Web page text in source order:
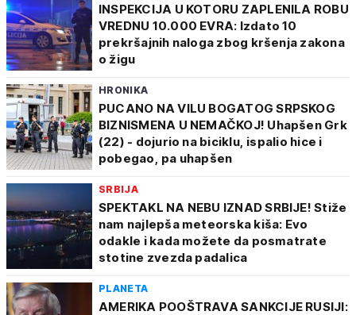
INSPEKCIJA U KOTORU ZAPLENILA ROBU
VREDNU 10.000 EVRA: Izdato 10
prekršajnih naloga zbog kršenja zakona
o žigu
HRONIKA
PUCANO NA VILU BOGATOG SRPSKOG
BIZNISMENA U NEMAČKOJ! Uhapšen Grk
(22) - dojurio na biciklu, ispalio hice i
pobegao, pa uhapšen
SRBIJA
SPEKTAKL NA NEBU IZNAD SRBIJE! Stiže
nam najlepša meteorska kiša: Evo
odakle i kada možete da posmatrate
stotine zvezda padalica
PLANETA
AMERIKA POOŠTRAVA SANKCIJE RUSIJI: